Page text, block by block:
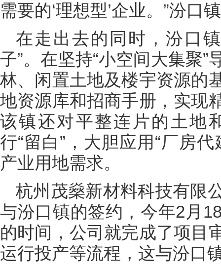
需要的‘理想型’企业。”汾口
在走出去的同时，汾口
子”。在坚持“小空间大集聚
林、闲置土地及楼宇资源的
地资源库和招商手册，实现
该镇还对平整连片的土地
行“留白”，大胆应用“厂房
产业用地需求。
杭州茂燊新材料科技有限
与汾口镇的签约，今年2月
的时间，公司就完成了项目
运行投产等流程，这与汾口